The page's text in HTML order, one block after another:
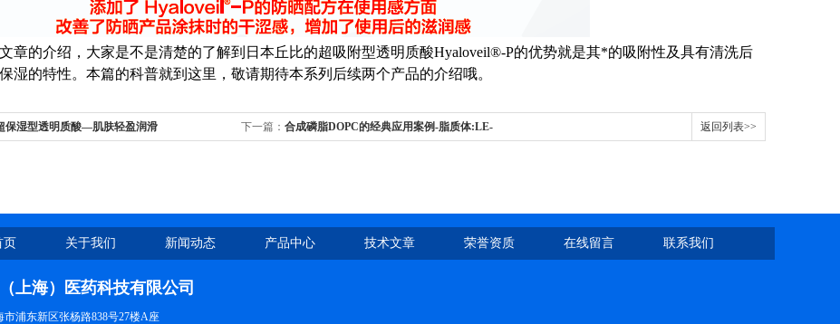
章的介绍，大家是不是清楚的了解到日本丘比的超吸附型透明质酸Hyaloveil®-P的优势就是其*的吸附性及具有清洗后
湿的特性。本篇的科普就到这里，敬请期待本系列后续两个产品的介绍哦。
保湿型透明质酸—肌肤轻盈润滑 下一篇： 合成磷脂DOPC的经典应用案例-脂质体:LE- 返回列表>>
页 关于我们 新闻动态 产品中心 技术文章 荣誉资质 在线留言 联系我们
上海）医药科技有限公司
市浦东新区张杨路838号27楼A座